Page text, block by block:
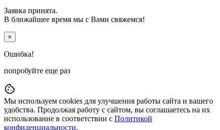
Заявка принята.
В ближайшее время мы с Вами свяжемся!
×
Ошибка!
попробуйте еще раз
Мы используем cookies для улучшения работы сайта и вашего
удобства. Продолжая работу с сайтом, вы соглашаетесь на их
использование в соответствии с Политикой
конфиденциальности.